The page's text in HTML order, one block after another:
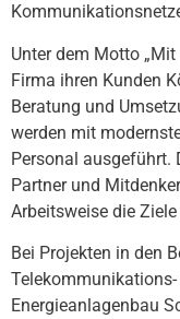
Unter dem Motto
Firma ihren Kunden
Beratung und
werden mit
Personal ausgeführt.
Partner und
Arbeitsweise die
Bei Projekten in den
Energieanlagenbau